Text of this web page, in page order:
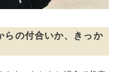
らの付合いか、きっか